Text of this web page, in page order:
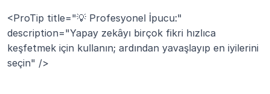
<ProTip title="💡 Profesyonel İpucu:"
description="Yapay zekâyı birçok fikri hızlıca
keşfetmek için kullanın; ardından yavaşlayıp en iyilerini
seçin" />